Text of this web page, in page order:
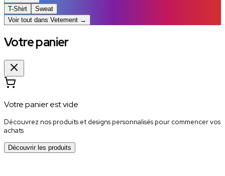
T-Shirt
Sweat
Voir tout dans Vetement →
Votre panier
Votre panier est vide
Découvrez nos produits et designs personnalisés pour commencer vos
achats
Découvrir les produits